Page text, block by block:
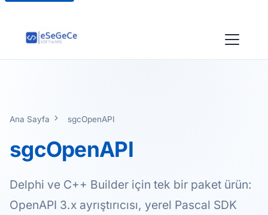
Ana Sayfa sgcOpenAPI
sgcOpenAPI
Delphi ve C++ Builder için tek bir paket ürün:
OpenAPI 3.x ayrıştırıcısı, yerel Pascal SDK